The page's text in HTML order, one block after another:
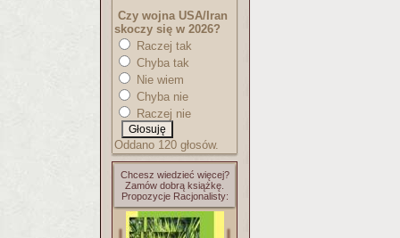
Czy wojna USA/Iran
skoczy się w 2026?
Raczej tak
Chyba tak
Nie wiem
Chyba nie
Raczej nie
Oddano 120 głosów.
Chcesz wiedzieć więcej?
Zamów dobrą książkę.
Propozycje Racjonalisty: